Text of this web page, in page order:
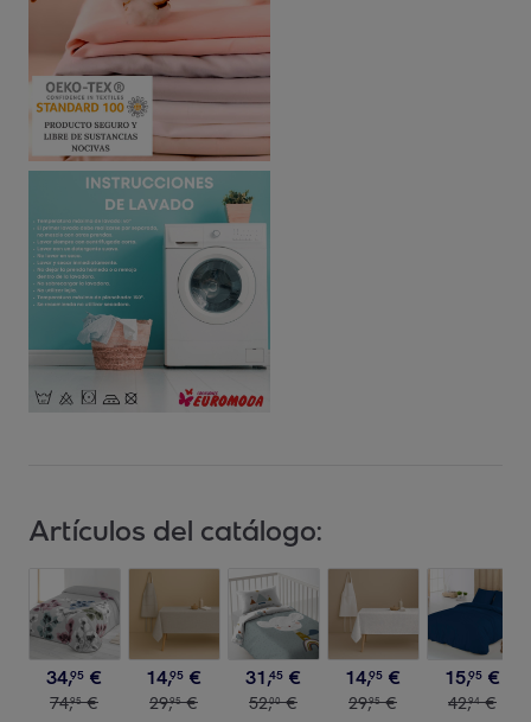
Artículos del catálogo:
34,95 €
74,95 €
14,95 €
29,95 €
31,45 €
52,00 €
14,95 €
29,95 €
15,95 €
42,94 €